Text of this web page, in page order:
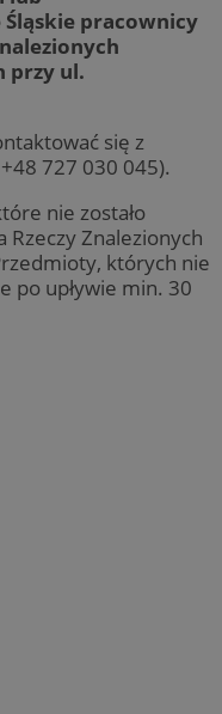
Śląskie pracownicy
przy ul.
się z
727 030 045).
nie zostało
Znalezionych
których nie
po upływie min. 30